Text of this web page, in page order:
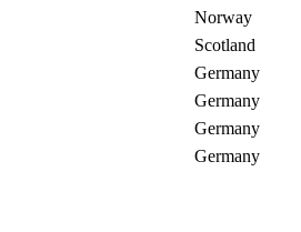
Norway
Scotland
Germany
Germany
Germany
Germany